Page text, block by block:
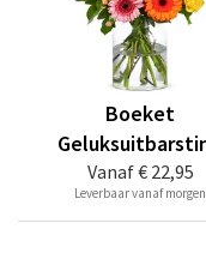
Vanaf€ 22,95
Boeket
Leverbaar vanaf morgen